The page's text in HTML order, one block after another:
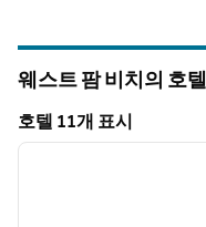
웨스트 팜 비치의 호텔
호텔 11개 표시
호텔 11개 표시
1/12